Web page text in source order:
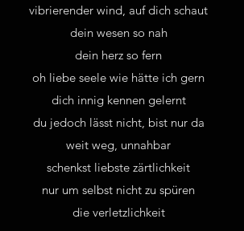
vibrierender wind, auf dich schaut
dein wesen so nah
dein herz so fern
oh liebe seele wie hätte ich gern
dich innig kennen gelernt
du jedoch lässt nicht, bist nur da
weit weg, unnahbar
schenkst liebste zärtlichkeit
nur um selbst nicht zu spüren
die verletzlichkeit